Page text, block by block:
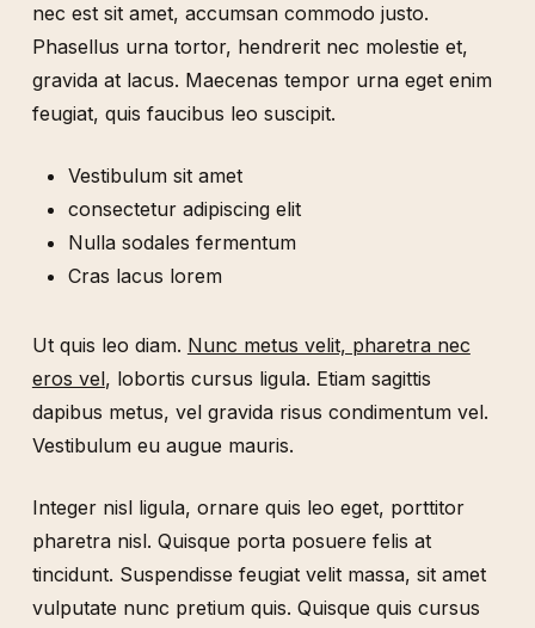
nec est sit amet, accumsan commodo justo.
Phasellus urna tortor, hendrerit nec molestie et,
gravida at lacus. Maecenas tempor urna eget enim
feugiat, quis faucibus leo suscipit.
Vestibulum sit amet
consectetur adipiscing elit
Nulla sodales fermentum
Cras lacus lorem
Ut quis leo diam. Nunc metus velit, pharetra nec
eros vel, lobortis cursus ligula. Etiam sagittis
dapibus metus, vel gravida risus condimentum vel.
Vestibulum eu augue mauris.
Integer nisl ligula, ornare quis leo eget, porttitor
pharetra nisl. Quisque porta posuere felis at
tincidunt. Suspendisse feugiat velit massa, sit amet
vulputate nunc pretium quis. Quisque quis cursus